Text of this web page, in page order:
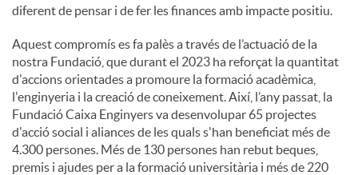
diferent de pensar i de fer les finances amb impacte positiu.
Aquest compromís es fa palès a través de l’actuació de la
nostra Fundació, que durant el 2023 ha reforçat la quantitat
d'accions orientades a promoure la formació acadèmica,
l'enginyeria i la creació de coneixement. Així, l’any passat, la
Fundació Caixa Enginyers va desenvolupar 65 projectes
d'acció social i aliances de les quals s'han beneficiat més de
4.300 persones. Més de 130 persones han rebut beques,
premis i ajudes per a la formació universitària i més de 220